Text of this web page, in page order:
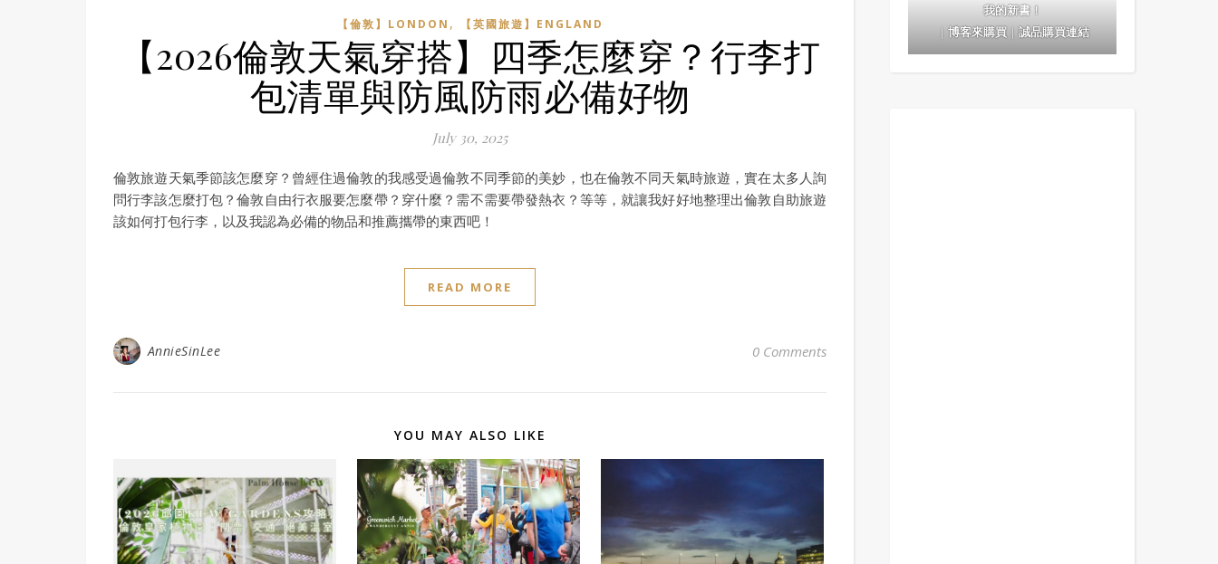
【倫敦】LONDON , 【英國旅遊】ENGLAND
【2026倫敦天氣穿搭】四季怎麼穿？行李打
包清單與防風防雨必備好物
July 30, 2025
倫敦旅遊天氣季節該怎麼穿？曾經住過倫敦的我感受過倫敦不同季節的美妙，也在倫敦不同天氣時旅遊，實在太多人詢
問行李該怎麼打包？倫敦自由行衣服要怎麼帶？穿什麼？需不需要帶發熱衣？等等，就讓我好好地整理出倫敦自助旅遊
該如何打包行李，以及我認為必備的物品和推薦攜帶的東西吧！
READ MORE
AnnieSinLee 0 Comments
YOU MAY ALSO LIKE
我的新書！
｜博客來購買｜誠品購買連結